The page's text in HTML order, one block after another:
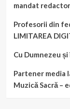
mandat
Profesorii din
LIMITAREA
Cu Dumnezeu
Partener media
Muzică Sacră –